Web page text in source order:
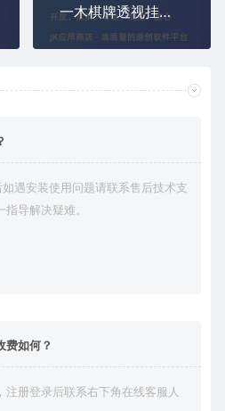
一木棋牌透视挂看牌软件，一木棋牌2023最新辅助器
遇安装使用问题请联系售后技术支
导解决疑难。
费如何？
注册登录后联系右下角在线客服人